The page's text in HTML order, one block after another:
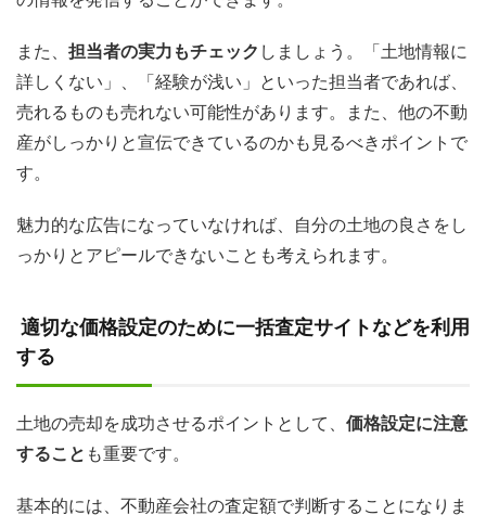
また、 担当者の実力もチェック しましょう。「土地情報に
詳しくない」、「経験が浅い」といった担当者であれば、
売れるものも売れない可能性があります。また、他の不動
産がしっかりと宣伝できているのかも見るべきポイントで
す。
魅力的な広告になっていなければ、自分の土地の良さをし
っかりとアピールできないことも考えられます。
適切な価格設定のために一括査定サイトなどを利用
する
土地の売却を成功させるポイントとして、 価格設定に注意
すること も重要です。
基本的には、不動産会社の査定額で判断することになりま